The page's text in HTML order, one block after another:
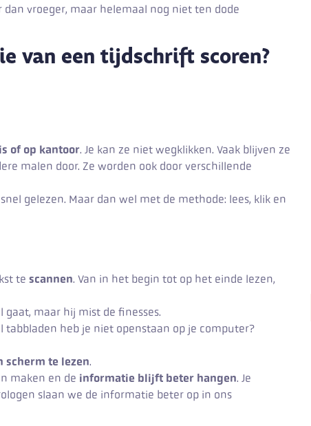
vroeger, maar helemaal nog niet ten dode
van een tijdschrift scoren?
of op kantoor. Je kan ze niet wegklikken. Vaak blijven ze
malen door. Ze worden ook door verschillende
gelezen. Maar dan wel met de methode: lees, klik en
te scannen. Van in het begin tot op het einde lezen,
maar hij mist de finesses.
tabbladen heb je niet openstaan op je computer?
scherm te lezen.
maken en de informatie blijft beter hangen. Je
slaan we de informatie beter op in ons